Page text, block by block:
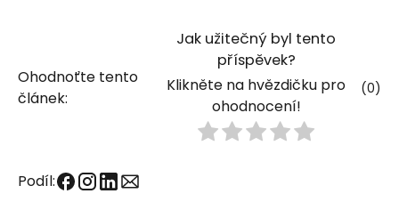
Ohodnoťte tento
článek:
Jak užitečný byl tento
příspěvek?
Klikněte na hvězdičku pro
ohodnocení!
(0)
Podíl: